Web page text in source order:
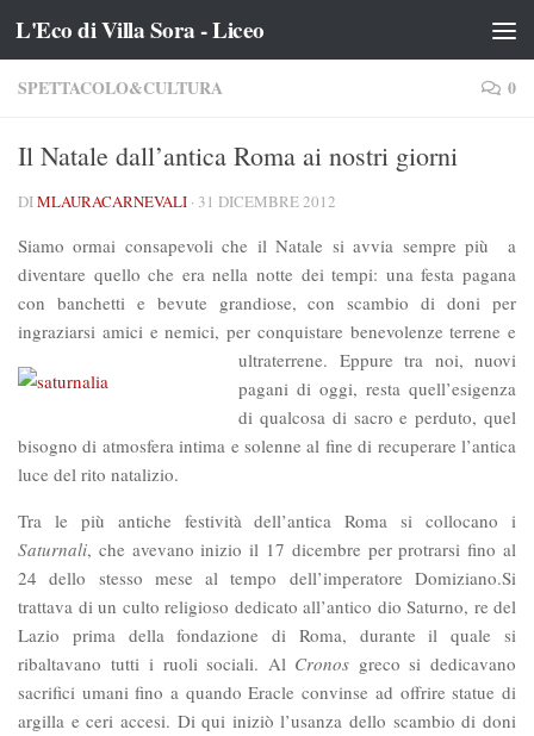
Salta al contenuto
L'Eco di Villa Sora - Liceo
SPETTACOLO&CULTURA 0
Il Natale dall’antica Roma ai nostri giorni
DIMLAURACARNEVALI · 31 DICEMBRE 2012
Siamo ormai consapevoli che il Natale si avvia sempre più a
diventare quello che era nella notte dei tempi: una festa pagana
con banchetti e bevute grandiose, con scambio di doni per
ingraziarsi amici e nemici, per conquistare benevolenze terrene e
ultraterrene. Eppure tra noi, nuovi
pagani di oggi, resta quell’esigenza
di qualcosa di sacro e perduto, quel
bisogno di atmosfera intima e solenne al fine di recuperare l’antica
luce del rito natalizio.
Tra le più antiche festività dell’antica Roma si collocano i
Saturnali, che avevano inizio il 17 dicembre per protrarsi fino al
24 dello stesso mese al tempo dell’imperatore Domiziano.Si
trattava di un culto religioso dedicato all’antico dio Saturno, re del
Lazio prima della fondazione di Roma, durante il quale si
ribaltavano tutti i ruoli sociali. Al Cronos greco si dedicavano
sacrifici umani fino a quando Eracle convinse ad offrire statue di
argilla e ceri accesi. Di qui iniziò l’usanza dello scambio di doni